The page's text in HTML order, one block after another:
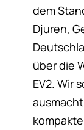
dem
Djuren,
über die
EV2. Wir